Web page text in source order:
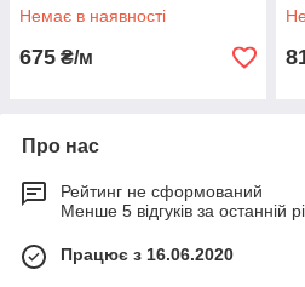
Немає в наявності
675 ₴/м
Про нас
Рейтинг не сформований
Менше 5 відгуків за останній
Працює з 16.06.2020